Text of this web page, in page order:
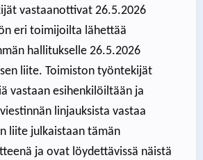
vastaanottivat 26.5.2026
eri toimijoilta lähettää
hallitukselle 26.5.2026
liite. Toimiston työntekijät
vastaan esihenkilöiltään ja
linjauksista vastaa
liite julkaistaan tämän
ja ovat löydettävissä näistä